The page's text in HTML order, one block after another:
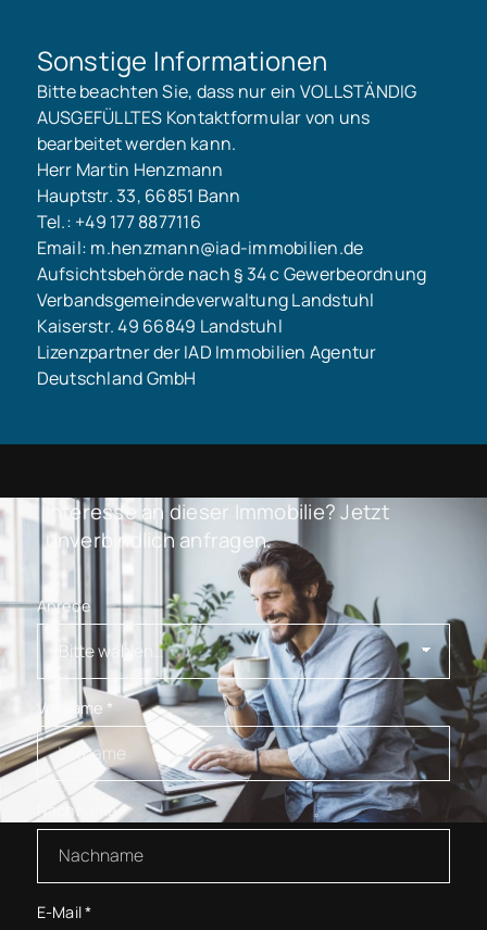
Sonstige Informationen
Bitte beachten Sie, dass nur ein VOLLSTÄNDIG
AUSGEFÜLLTES Kontaktformular von uns
bearbeitet werden kann.
Herr Martin Henzmann
Hauptstr. 33, 66851 Bann
Tel.: +49 177 8877116
Email: m.henzmann@iad-immobilien.de
Aufsichtsbehörde nach § 34 c Gewerbeordnung
Verbandsgemeindeverwaltung Landstuhl
Kaiserstr. 49 66849 Landstuhl
Lizenzpartner der IAD Immobilien Agentur
Deutschland GmbH
Interesse an dieser Immobilie? Jetzt
unverbindlich anfragen.
Anrede
Vorname *
Nachname*
E-Mail*